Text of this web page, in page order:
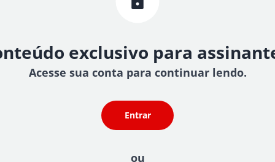
exclusivo para
Acesse sua conta para continuar lendo.
Entrar
ou